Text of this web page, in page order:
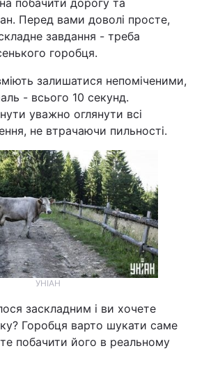
Перед вами доволі просте,
завдання - треба
горобця.
залишатися непоміченими,
- всього 10 секунд.
уважно оглянути всі
не втрачаючи пильності.
УНІАН
заскладним і ви хочете
Горобця варто шукати саме
побачити його в реальному